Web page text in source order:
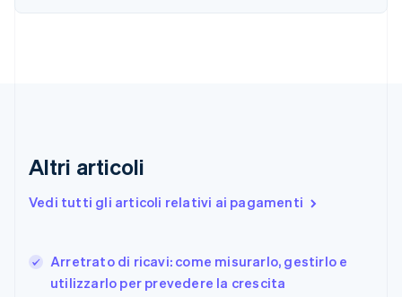
Altri articoli
Vedi tutti gli articoli relativi ai pagamenti
Arretrato di ricavi: come misurarlo, gestirlo e
utilizzarlo per prevedere la crescita
Finlandia
Francia
DeutschEnglish
Giappone